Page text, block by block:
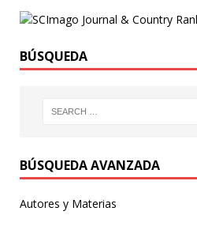
BÚSQUEDA
BÚSQUEDA AVANZADA
Autores y Materias